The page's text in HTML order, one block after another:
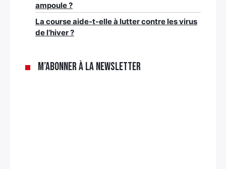
ampoule ?
La course aide-t-elle à lutter contre les virus
de l’hiver ?
M’abonner à la newsletter